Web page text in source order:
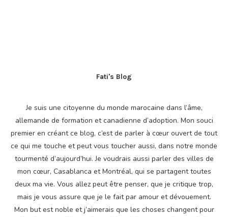
Fati's Blog
Je suis une citoyenne du monde marocaine dans l’âme,
allemande de formation et canadienne d’adoption. Mon souci
premier en créant ce blog, c’est de parler à cœur ouvert de tout
ce qui me touche et peut vous toucher aussi, dans notre monde
tourmenté d’aujourd’hui. Je voudrais aussi parler des villes de
mon cœur, Casablanca et Montréal, qui se partagent toutes
deux ma vie. Vous allez peut être penser, que je critique trop,
mais je vous assure que je le fait par amour et dévouement.
Mon but est noble et j’aimerais que les choses changent pour